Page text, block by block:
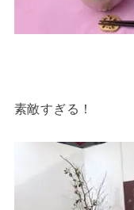
素敵すぎる！